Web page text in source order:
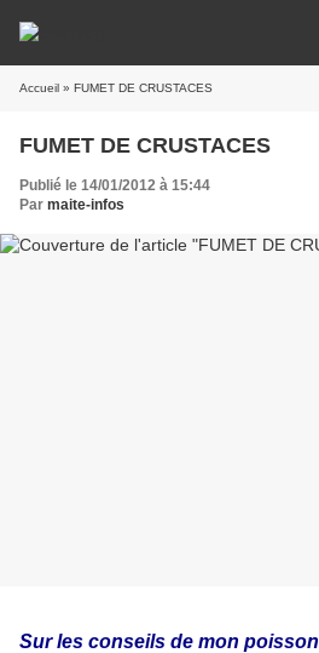
Accueil » FUMET DE CRUSTACES
FUMET DE CRUSTACES
Publié le 14/01/2012 à 15:44
Par maite-infos
Sur les conseils de mon